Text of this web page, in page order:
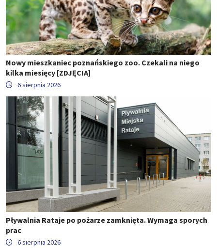
Nowy mieszkaniec poznańskiego zoo. Czekali na niego
kilka miesięcy [ZDJĘCIA]
6 sierpnia 2026
Pływalnia Rataje po pożarze zamknięta. Wymaga sporych
prac
6 sierpnia 2026